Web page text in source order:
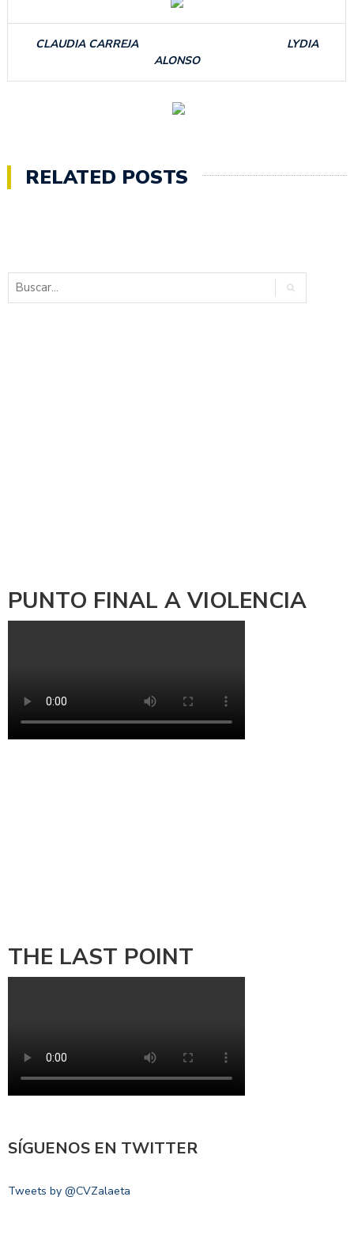
CLAUDIA CARREJA LYDIA
ALONSO
RELATED POSTS
PUNTO FINAL A VIOLENCIA
THE LAST POINT
SÍGUENOS EN TWITTER
Tweets by @CVZalaeta